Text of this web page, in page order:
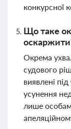
конкурсної
Що таке
Окрема
судового
виявлені
усунення
лише